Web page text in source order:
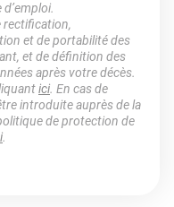
rectification,
et de portabilité des
et de définition des
après votre décès.
ici. En cas de
introduite auprès de la
de protection de
.